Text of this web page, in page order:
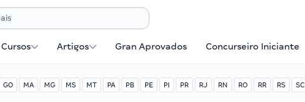
Cursos Artigos Gran Aprovados Concurseiro Iniciante
GO MA MG MS MT PA PB PE PI PR RJ RN RO RR RS SC